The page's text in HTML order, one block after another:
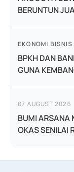
BERUNTUN
EKONOMI BISNIS
BPKH DAN
GUNA
07 AUGUST 2026
BUMI ARSANA
OKAS SENILAI